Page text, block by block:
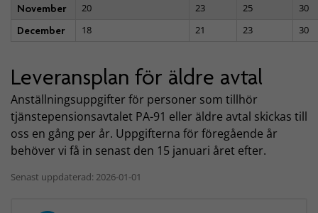
November
20 23 25
30
December
18 21 23 30
Leveransplan för äldre avtal
Anställningsuppgifter för personer som tillhör
tjänstepensionsavtalet PA-91 eller äldre avtal skickas till
oss en gång per år. Uppgifterna för föregående år
behöver vi få in senast den 15 januari året efter.
Senast uppdaterad: 2026-01-01